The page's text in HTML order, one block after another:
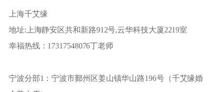
上海千艾缘
地址:上海静安区共和新路912号,云华科技大厦2219室
幸福热线：17317548076丁老师
宁波分部1：宁波市鄞州区姜山镇华山路196号（千艾缘婚